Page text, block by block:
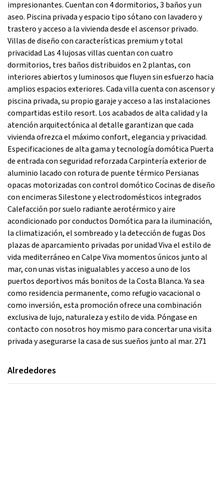
impresionantes. Cuentan con 4 dormitorios, 3 baños y un
aseo. Piscina privada y espacio tipo sótano con lavadero y
trastero y acceso a la vivienda desde el ascensor privado.
Villas de diseño con características premium y total
privacidad Las 4 lujosas villas cuentan con cuatro
dormitorios, tres baños distribuidos en 2 plantas, con
interiores abiertos y luminosos que fluyen sin esfuerzo hacia
amplios espacios exteriores. Cada villa cuenta con ascensor y
piscina privada, su propio garaje y acceso a las instalaciones
compartidas estilo resort. Los acabados de alta calidad y la
atención arquitectónica al detalle garantizan que cada
vivienda ofrezca el máximo confort, elegancia y privacidad.
Especificaciones de alta gama y tecnología domótica Puerta
de entrada con seguridad reforzada Carpintería exterior de
aluminio lacado con rotura de puente térmico Persianas
opacas motorizadas con control domótico Cocinas de diseño
con encimeras Silestone y electrodomésticos integrados
Calefacción por suelo radiante aerotérmico y aire
acondicionado por conductos Domótica para la iluminación,
la climatización, el sombreado y la detección de fugas Dos
plazas de aparcamiento privadas por unidad Viva el estilo de
vida mediterráneo en Calpe Viva momentos únicos junto al
mar, con unas vistas inigualables y acceso a uno de los
puertos deportivos más bonitos de la Costa Blanca. Ya sea
como residencia permanente, como refugio vacacional o
como inversión, esta promoción ofrece una combinación
exclusiva de lujo, naturaleza y estilo de vida. Póngase en
contacto con nosotros hoy mismo para concertar una visita
privada y asegurarse la casa de sus sueños junto al mar. 271
Alrededores